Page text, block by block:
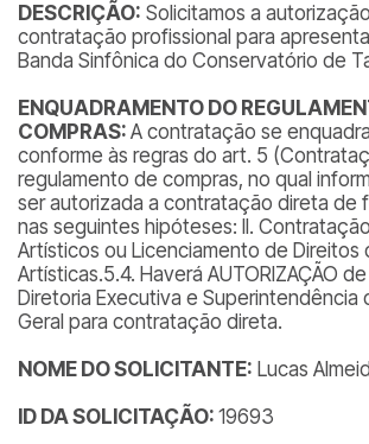
DESCRIÇÃO: Solicitamos a
contratação profissional para
Banda Sinfônica do Conservatório de
ENQUADRAMENTO DO
COMPRAS: A contratação se
conforme às regras do art. 5
regulamento de compras, no qual
ser autorizada a contratação direta de
nas seguintes hipóteses: II.
Artísticos ou Licenciamento de Direitos
Artísticas.5.4. Haverá AUTORIZAÇÃO
Diretoria Executiva e Superintendência
Geral para contratação direta.
NOME DO SOLICITANTE: Lucas
ID DA SOLICITAÇÃO: 19693